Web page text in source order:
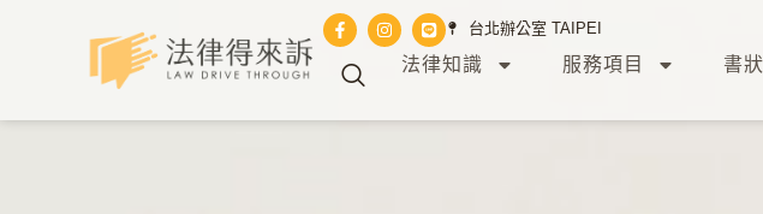
台北辦公室 TAIPEI
法律知識 服務項目 書